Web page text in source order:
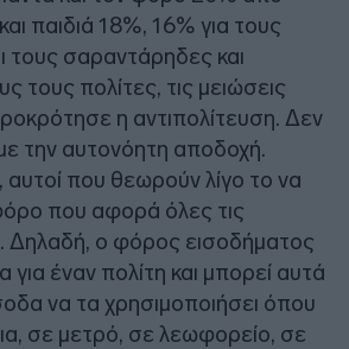
παιδιά 18%, 16% για τους
τους σαραντάρηδες και
τους πολίτες, τις μειώσεις
η αντιπολίτευση. Δεν
την αυτονόητη αποδοχή.
αυτοί που θεωρούν λίγο το να
που αφορά όλες τις
Δηλαδή, ο φόρος εισοδήματος
για έναν πολίτη και μπορεί αυτά
να τα χρησιμοποιήσει όπου
σε μετρό, σε λεωφορείο, σε